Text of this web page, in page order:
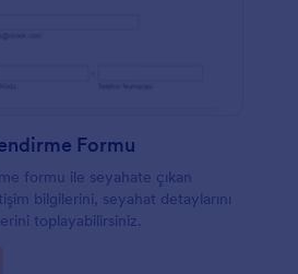
Formu
formu ile seyahate çıkan
bilgilerini, seyahat detaylarını
toplayabilirsiniz.